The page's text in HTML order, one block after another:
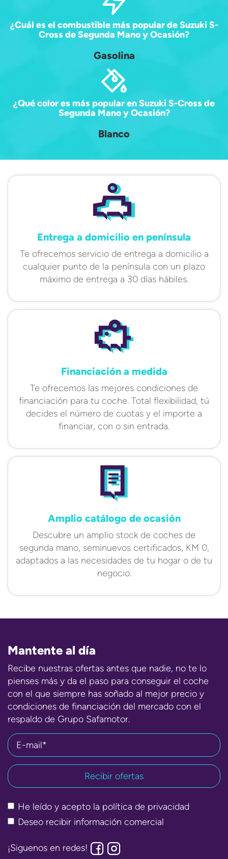
¿Cuál es el combustible más popular de Suzuki S-
Cross de Segunda Mano y Ocasión?
Gasolina
¿Qué color es más popular en Suzuki S-Cross de
Segunda Mano y Ocasión?
Blanco
Entrega a domicilio en península
Te ofrecemos servicio de entrega a domicilio a
cualquier punto de la península con un plazo
máximo de entrega a 30 días hábiles.
Financiación a medida
Te ofrecemos las mejores condiciones de
financiación para tu coche. Total flexibilidad, tú
decides el número de cuotas y el importe a
financiar, con o sin entrada.
Amplio catálogo de ocasión
Descubre un amplio stock de coches de
segunda mano, seminuevos certificados, KM 0,
adaptados a las necesidades de tu hogar o de tu
negocio.
Mantente al día
Recibe nuestras ofertas antes que nadie, no te lo
pienses más y da el paso para conseguir el coche
con el que siempre has soñado al mejor precio y
condiciones de financiación del mercado con el
respaldo de Grupo Safamotor.
E-mail*
He leído y acepto la política de privacidad
Deseo recibir información comercial
¡Siguenos en redes!